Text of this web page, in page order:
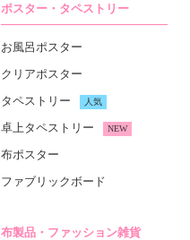
布製品・ファッション雑貨
ポスター・タペストリー
お風呂ポスター
クリアポスター
タペストリー
人気
卓上タペストリー NEW
布ポスター
ファブリックボード